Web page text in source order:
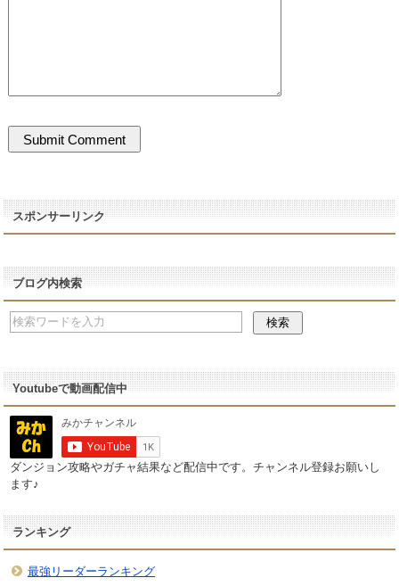
スポンサーリンク
ブログ内検索
Youtubeで動画配信中
ダンジョン攻略やガチャ結果など配信中です。チャンネル登録お願いし
ます♪
ランキング
最強リーダーランキング